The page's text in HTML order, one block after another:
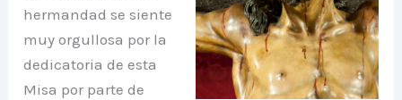
hermandad se siente
muy orgullosa por la
dedicatoria de esta
Misa por parte de